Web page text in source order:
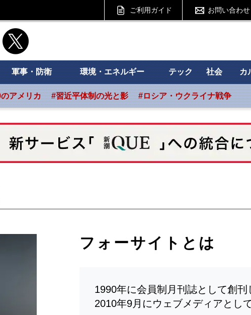
ご利用ガイド お問い合わせ
フォーサイト
軍事・防衛 環境・エネルギー テック 社会 カ
アメリカ #習近平体制の光と影 #ロシア・ウクライナ戦争
フォーサイトとは
1990年に会員制月刊誌として創
2010年9月にウェブメディアとし